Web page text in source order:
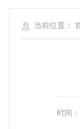
当前位置：
时间